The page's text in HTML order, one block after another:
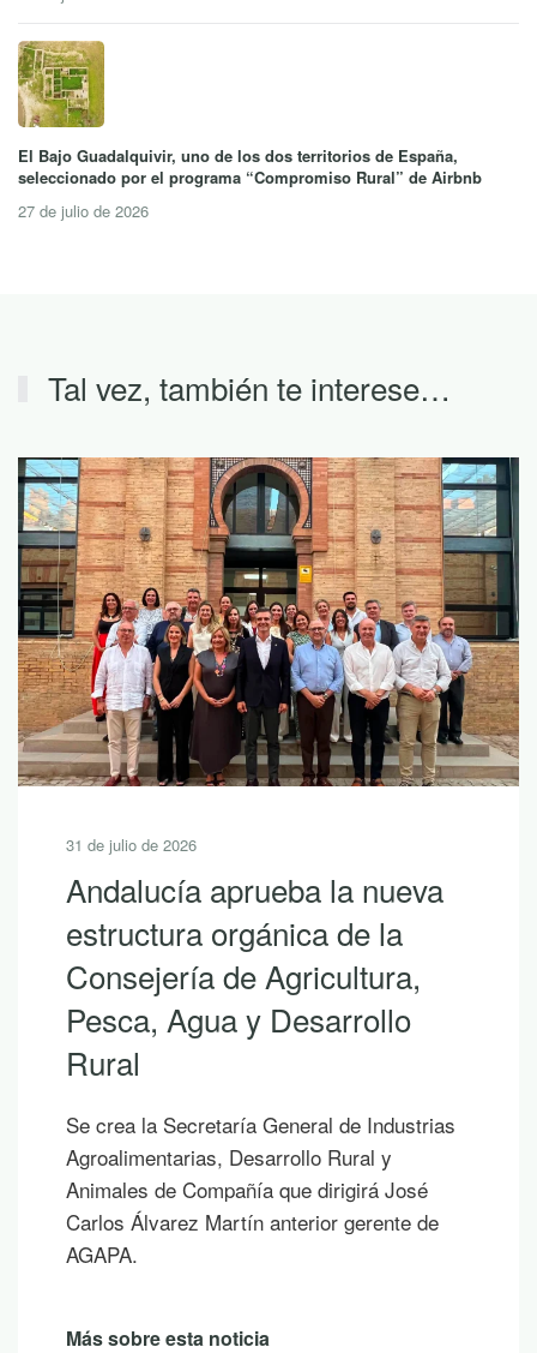
El Bajo Guadalquivir, uno de los dos territorios de España,
seleccionado por el programa “Compromiso Rural” de Airbnb
27 de julio de 2026
Tal vez, también te interese…
31 de julio de 2026
Andalucía aprueba la nueva
estructura orgánica de la
Consejería de Agricultura,
Pesca, Agua y Desarrollo
Rural
Se crea la Secretaría General de Industrias
Agroalimentarias, Desarrollo Rural y
Animales de Compañía que dirigirá José
Carlos Álvarez Martín anterior gerente de
AGAPA.
Más sobre esta noticia